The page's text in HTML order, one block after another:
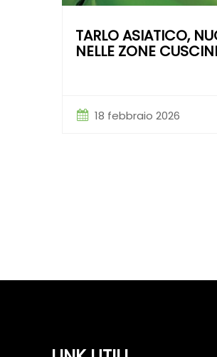
TARLO ASIATICO,
NELLE ZONE
18 febbraio 2026